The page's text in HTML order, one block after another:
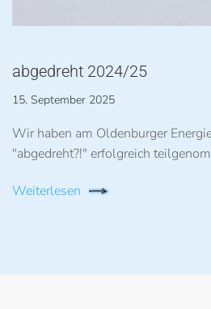
abgedreht 2024/25
15. September 2025
Wir haben am Oldenburger
"abgedreht?!" erfolgreich
Weiterlesen